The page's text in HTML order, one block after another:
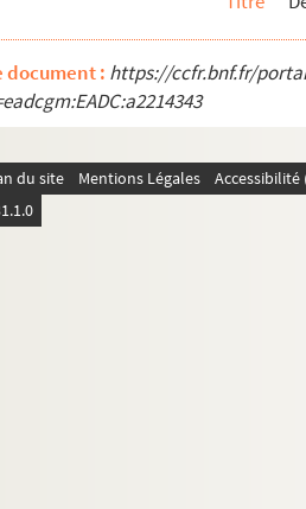
document : https://ccfr.bnf.fr/
du site Mentions Légales